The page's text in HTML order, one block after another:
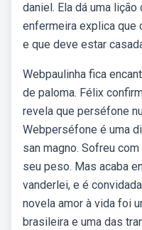
daniel. Ela dá uma
enfermeira explica que
e que deve estar
Webpaulinha fica
de paloma. Félix
revela que perséfone
Webperséfone é uma
san magno. Sofreu
seu peso. Mas acaba
vanderlei, e é
novela amor à vida foi
brasileira e uma das